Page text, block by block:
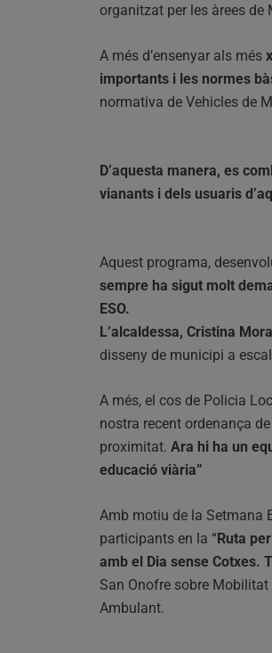
organitzat per les àrees de
A més d’ensenyar als més
importants i les normes
normativa de Vehicles de
D’aquesta manera, es
vianants i dels usuaris
Aquest programa,
sempre ha sigut molt
ESO.
L’alcaldessa, Cristina
disseny de municipi a
A més, el cos de Policia
nostra recent ordenança
proximitat. Ara hi ha un
educació viària”
Amb motiu de la Setmana
participants en la “Ruta
amb el Dia sense Cotxes. T
San Onofre sobre
Ambulant.